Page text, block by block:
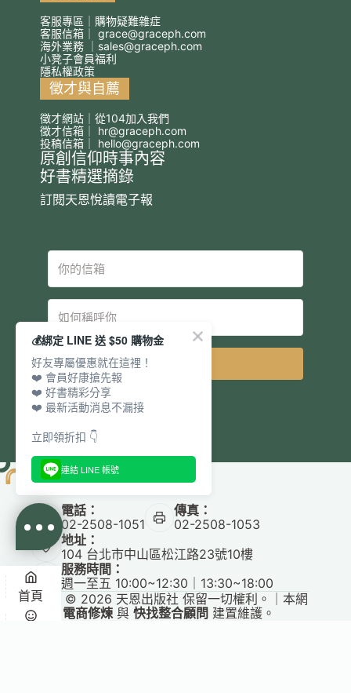
客服專區｜購物疑難雜症
客服信箱｜ grace@graceph.com
海外業務 ｜ sales@graceph.com
小凳子會員福利
隱私權政策
徵才與自薦
徵才網站｜從104加入我們
徵才信箱｜ hr@graceph.com
投稿信箱｜ hello@graceph.com
原創信仰時事內容
好書精選摘錄
訂閱天恩悅讀電子報
電話：
02-2508-1051
傳真：
02-2508-1053
地址：
104 台北市中山區松江路23號10樓
服務時間：
週一至五 10:00~12:30｜13:30~18:00
Copyright © 2026 天恩出版社 保留一切權利。｜本網
站由 電商修煉與快找整合顧問 建置維護。
首頁
💰綁定 LINE 送 $50 購物金
好友專屬優惠就在這裡！
❤️ 會員好康搶先報
❤️ 好書精彩分享
❤️ 最新活動消息不漏接
立即領折扣 👇
連結 LINE 帳號